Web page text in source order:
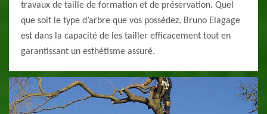
travaux de taille de formation et de préservation. Quel
que soit le type d’arbre que vos possédez, Bruno Elagage
est dans la capacité de les tailler efficacement tout en
garantissant un esthétisme assuré.